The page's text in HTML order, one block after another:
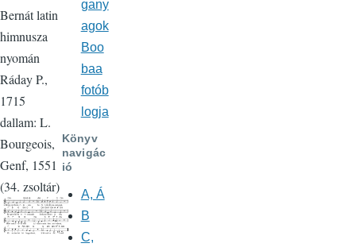
Bernát latin
himnusza
nyomán
Ráday P.,
1715
dallam: L.
Bourgeois,
Genf, 1551
(34. zsoltár)
gany
agok
Boo
baa
fotób
logja
Könyv
navigác
ió
A, Á
B
C,